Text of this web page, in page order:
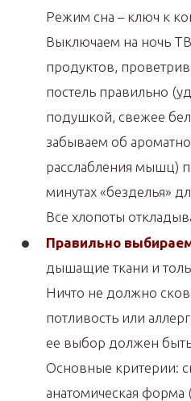
Режим сна – ключ к
Выключаем на ночь
продуктов,
постель правильно
подушкой, свежее
забываем об
расслабления мышц)
минутах «безделья»
Все хлопоты
Правильно
дышащие ткани и
Ничто не должно
потливость или
ее выбор должен
Основные критерии:
анатомическая